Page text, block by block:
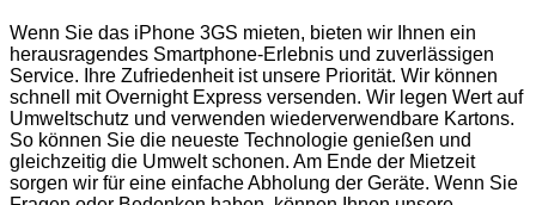
Wenn Sie das iPhone 3GS mieten, bieten wir Ihnen ein
herausragendes Smartphone-Erlebnis und zuverlässigen
Service. Ihre Zufriedenheit ist unsere Priorität. Wir können
schnell mit Overnight Express versenden. Wir legen Wert auf
Umweltschutz und verwenden wiederverwendbare Kartons.
So können Sie die neueste Technologie genießen und
gleichzeitig die Umwelt schonen. Am Ende der Mietzeit
sorgen wir für eine einfache Abholung der Geräte. Wenn Sie